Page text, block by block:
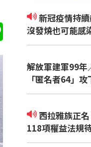
新冠疫情持續飆升 常見八大症狀
沒發燒也可能感
解放軍建軍99年
「匿名者64」
118項權益法規